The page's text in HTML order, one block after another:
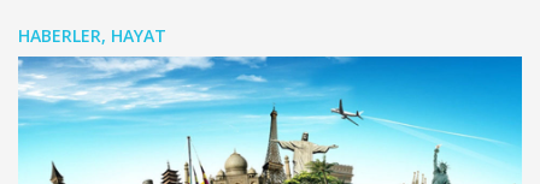
HABERLER, HAYAT